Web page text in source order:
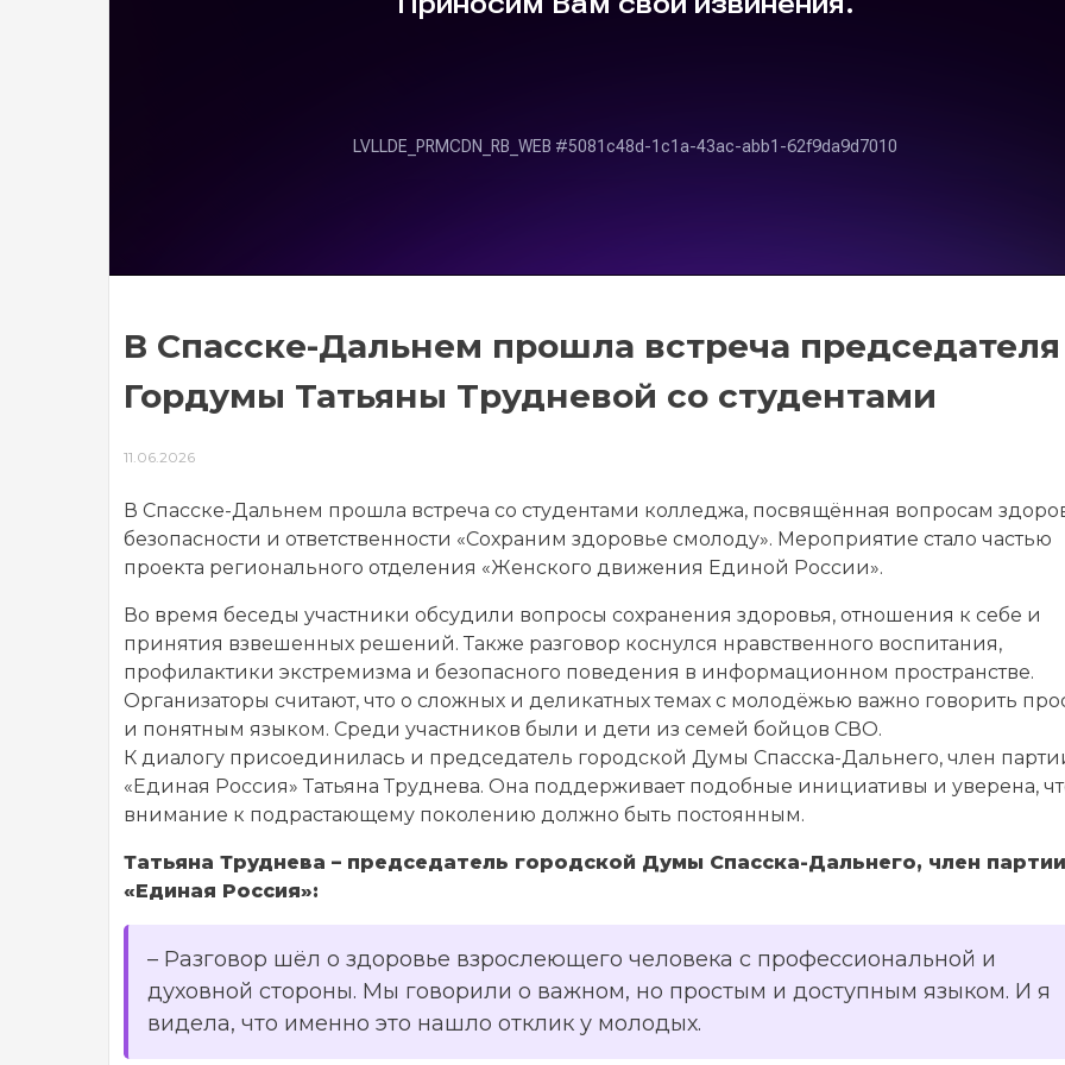
В Спасске-Дальнем прошла встреча председателя
Гордумы Татьяны Трудневой со студентами
11.06.2026
В Спасске-Дальнем прошла встреча со студентами колледжа, посвящённая вопросам
безопасности и ответственности «Сохраним здоровье смолоду». Мероприятие стало частью
проекта регионального отделения «Женского движения Единой России».
Во время беседы участники обсудили вопросы сохранения здоровья, отношения к себе и
принятия взвешенных решений. Также разговор коснулся нравственного воспитания,
профилактики экстремизма и безопасного поведения в информационном пространстве.
Организаторы считают, что о сложных и деликатных темах с молодёжью важно говорить
и понятным языком. Среди участников были и дети из семей бойцов СВО.
К диалогу присоединилась и председатель городской Думы Спасска-Дальнего, член
«Единая Россия» Татьяна Труднева. Она поддерживает подобные инициативы и уверена,
внимание к подрастающему поколению должно быть постоянным.
Татьяна Труднева – председатель городской Думы Спасска-Дальнего, член партии
«Единая Россия»:
– Разговор шёл о здоровье взрослеющего человека с профессиональной и
духовной стороны. Мы говорили о важном, но простым и доступным языком. И я
видела, что именно это нашло отклик у молодых.